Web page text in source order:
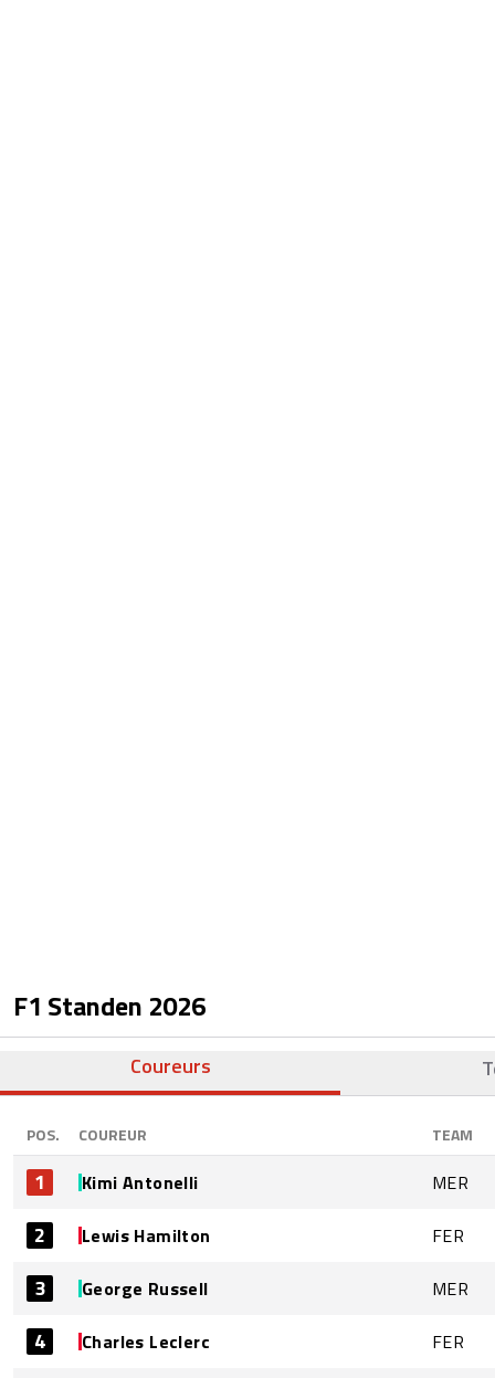
F1 Standen 2026
Coureurs
POS. COUREUR TEAM
1 Kimi Antonelli MER
2 Lewis Hamilton FER
3 George Russell MER
4 Charles Leclerc FER